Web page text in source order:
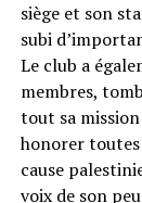
siège et son
subi
Le club a
membres,
tout sa
honorer
cause
voix de son